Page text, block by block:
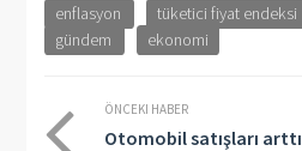
enflasyon tüketici fiyat endeksi
gündem
ekonomi
ÖNCEKI HABER
Otomobil satışları arttı